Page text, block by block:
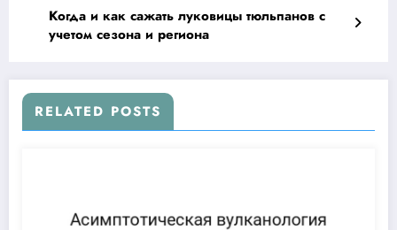
Когда и как сажать луковицы тюльпанов с
учетом сезона и региона
RELATED POSTS